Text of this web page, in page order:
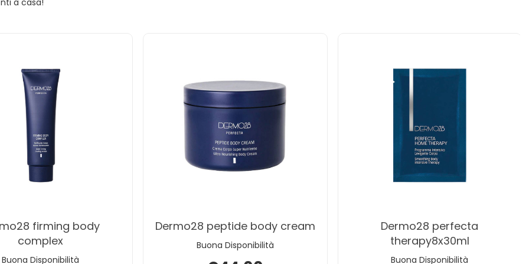
a casa!
complex
Buona Disponibilità
dermo28 peptide body cream
Buona Disponibilità
dermo28 perfecta
therapy8x30ml
Buona Disponibilità